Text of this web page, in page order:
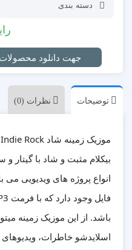
دسته بندی
جهت دانلود
توضیحات نظرات (0)
بیکلام مثبت و شاد با گیتار
انواع پروژه های ویدیویی می
باشد. از این موزیک زمینه
اسلایدشو خاطرات، ویدیوهای